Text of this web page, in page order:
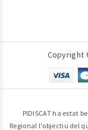
Copyright
PIDISCAT ha estat
Regional l'objectiu del